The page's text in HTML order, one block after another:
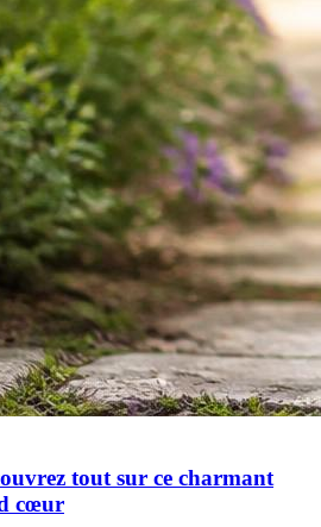
tout sur ce charmant
cœur